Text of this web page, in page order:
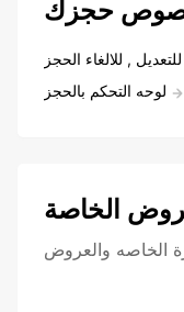
حجزك
, للالغاء الحجز
لوحه التحكم بالحجز
الخاصة
الخاصه والعروض